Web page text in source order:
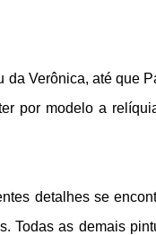
da Verônica, até que
por modelo a
detalhes se
Todas as demais